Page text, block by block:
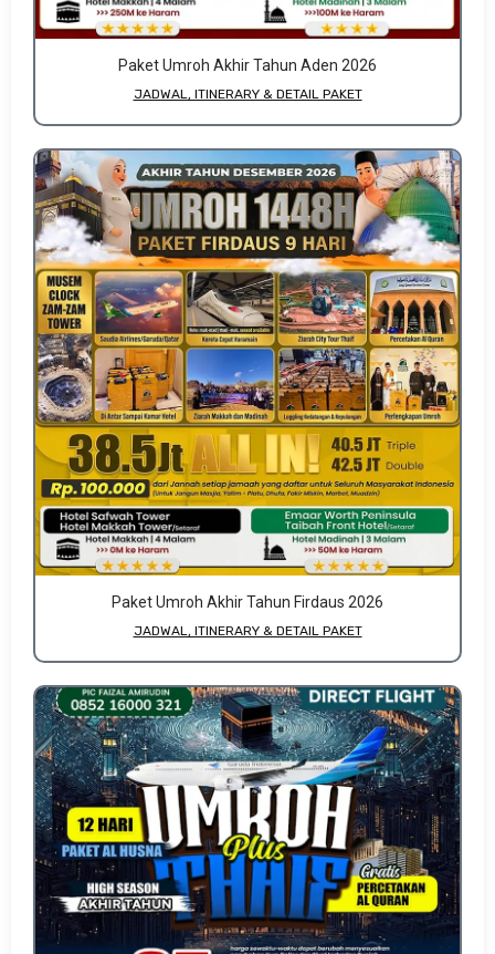
Paket Umroh Akhir Tahun Aden 2026
JADWAL, ITINERARY & DETAIL PAKET
Paket Umroh Akhir Tahun Firdaus 2026
JADWAL, ITINERARY & DETAIL PAKET